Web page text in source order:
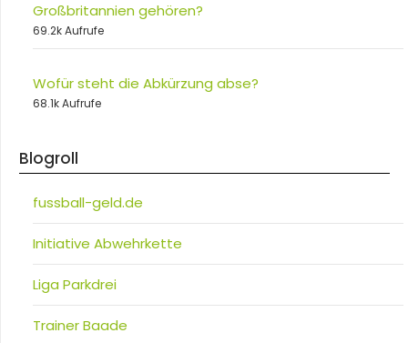
Großbritannien gehören?
69.2k Aufrufe
Wofür steht die Abkürzung abse?
68.1k Aufrufe
Blogroll
fussball-geld.de
Initiative Abwehrkette
Liga Parkdrei
Trainer Baade